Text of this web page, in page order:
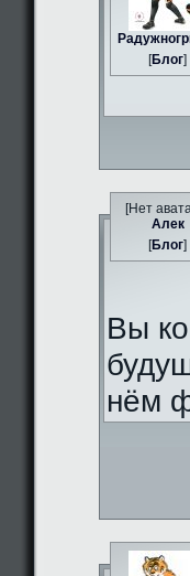
[Блог]
[Нет
Алек
[Блог]
Вы
нём